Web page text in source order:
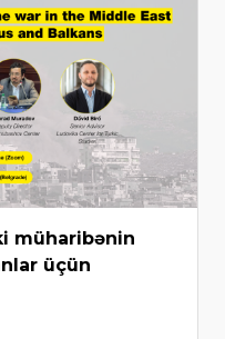
müharibənin
üçün